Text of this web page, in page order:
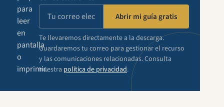
para
leer
en
pantalla
o
imprimir.
Abrir mi guía gratis
Te llevaremos directamente a la descarga.
Guardaremos tu correo para gestionar el recurso
y las comunicaciones relacionadas. Consulta
nuestra política de privacidad.